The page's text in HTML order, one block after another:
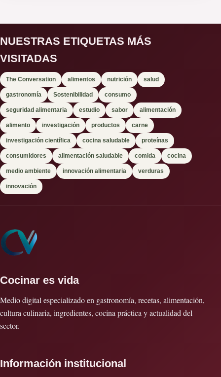
NUESTRAS ETIQUETAS MÁS
VISITADAS
The Conversation alimentos nutrición salud
gastronomía Sostenibilidad consumo
seguridad alimentaria estudio sabor alimentación
alimento investigación productos carne
investigación científica cocina saludable proteínas
consumidores alimentación saludable comida cocina
medio ambiente innovación alimentaria verduras
innovación
Cocinar es vida
Medio digital especializado en gastronomía, recetas, alimentación,
cultura culinaria, ingredientes, cocina práctica y actualidad del
sector.
Información institucional